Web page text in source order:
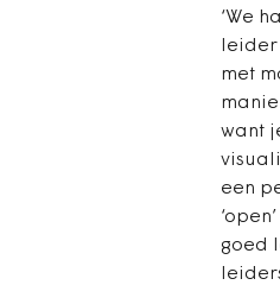
‘We
met
want
een
goed